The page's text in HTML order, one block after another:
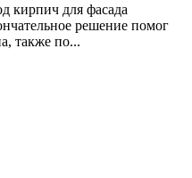
кирпич для фасада
решение помог
также по...